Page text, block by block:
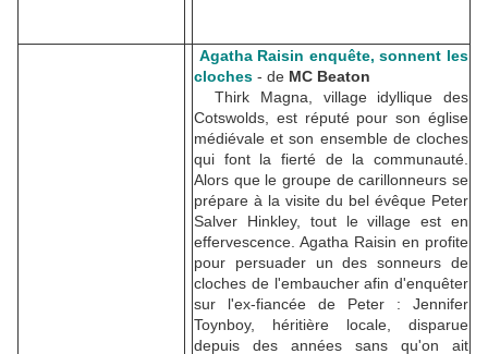
Agatha Raisin enquête, sonnent les
cloches - de MC Beaton
Thirk Magna, village idyllique des
Cotswolds, est réputé pour son église
médiévale et son ensemble de cloches
qui font la fierté de la communauté.
Alors que le groupe de carillonneurs se
prépare à la visite du bel évêque Peter
Salver Hinkley, tout le village est en
effervescence. Agatha Raisin en profite
pour persuader un des sonneurs de
cloches de l'embaucher afin d'enquêter
sur l'ex-fiancée de Peter : Jennifer
Toynboy, héritière locale, disparue
depuis des années sans qu'on ait